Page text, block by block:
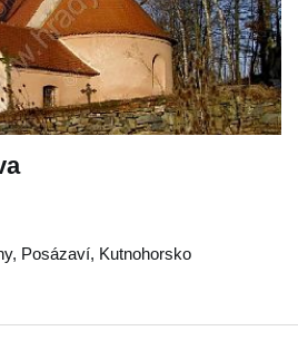
, Posázaví, Kutnohorsko